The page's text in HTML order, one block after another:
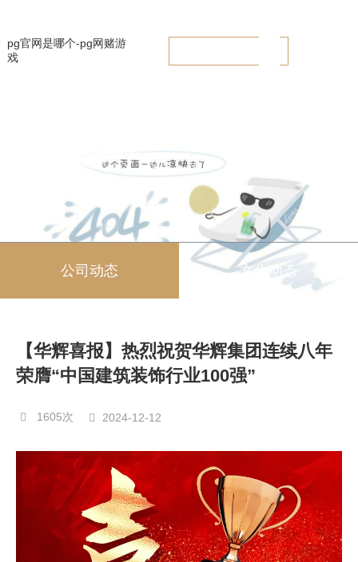
pg官网是哪个-pg网赌游
戏
公司动态 文化动态
【华辉喜报】热烈祝贺华辉集团连续八年
荣膺“中国建筑装饰行业100强”
1605次 2024-12-12